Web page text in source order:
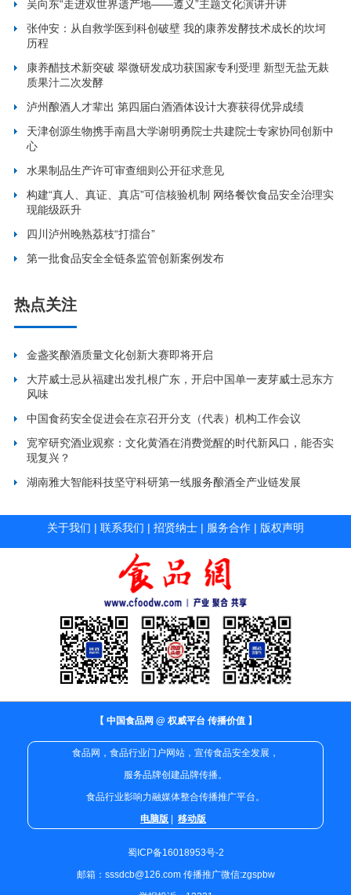
吴向东“走进双世界遗产地——遵义”主题文化演讲开讲
张仲安：从自救学医到科创破壁 我的康养发酵技术成长的坎坷
历程
康养醋技术新突破 翠微研发成功获国家专利受理 新型无盐无麸
质果汁二次发酵
泸州酿酒人才辈出 第四届白酒酒体设计大赛获得优异成绩
天津创源生物携手南昌大学谢明勇院士共建院士专家协同创新中
心
水果制品生产许可审查细则公开征求意见
构建“真人、真证、真店”可信核验机制 网络餐饮食品安全治理实
现能级跃升
四川泸州晚熟荔枝“打擂台”
第一批食品安全全链条监管创新案例发布
热点关注
金盏奖酿酒质量文化创新大赛即将开启
大芹威士忌从福建出发扎根广东，开启中国单一麦芽威士忌东方
风味
中国食药安全促进会在京召开分支（代表）机构工作会议
宽窄研究酒业观察：文化黄酒在消费觉醒的时代新风口，能否实
现复兴？
湖南雅大智能科技坚守科研第一线服务酿酒全产业链发展
关于我们 | 联系我们 | 招贤纳士 | 服务合作 | 版权声明
【 中国食品网 @ 权威平台 传播价值 】
食品网，食品行业门户网站，宣传食品安全发展，
服务品牌创建品牌传播。
食品行业影响力融媒体整合传播推广平台。
电脑版
移动版
蜀ICP备16018953号-2
邮箱：sssdcb@126.com 传播推广微信:zgspbw